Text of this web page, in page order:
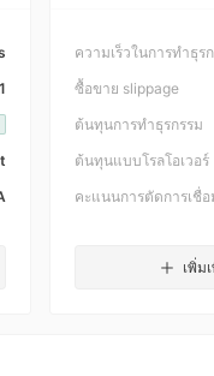
ความเร็วในการทำธุร
ซื้อขาย slippage
ต้นทุนการทำธุรกรรม
ต้นทุนแบบโรลโอเวอร์
คะแนนการตัดการเชื่
เพิ่ม